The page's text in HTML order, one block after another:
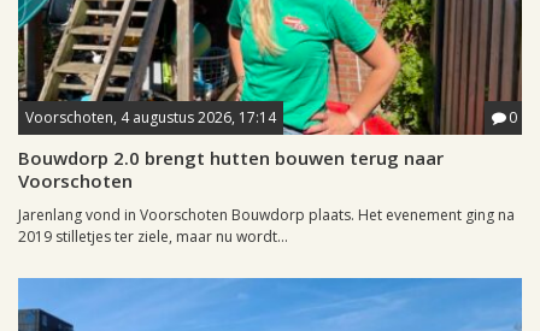
Voorschoten, 4 augustus 2026, 17:14 0
Bouwdorp 2.0 brengt hutten bouwen terug naar
Voorschoten
Jarenlang vond in Voorschoten Bouwdorp plaats. Het evenement ging na
2019 stilletjes ter ziele, maar nu wordt...